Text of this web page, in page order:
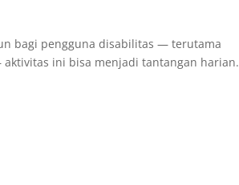
bagi pengguna disabilitas — terutama
ini bisa menjadi tantangan harian.